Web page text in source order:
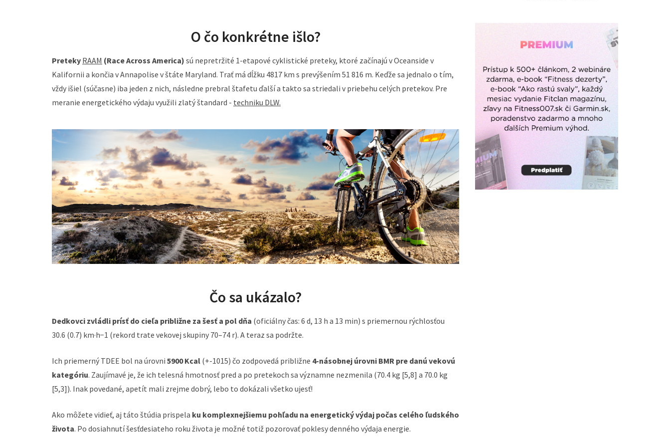
O čo konkrétne išlo?
Preteky RAAM (Race Across America) sú nepretržité 1-etapové cyklistické preteky, ktoré začínajú v Oceanside v
Kalifornii a končia v Annapolise v štáte Maryland. Trať má dĺžku 4817 km s prevýšením 51 816 m. Keďže sa jednalo o tím,
vždy išiel (súčasne) iba jeden z nich, následne prebral štafetu ďalší a takto sa striedali v priebehu celých pretekov. Pre
meranie energetického výdaju využili zlatý štandard - techniku DLW.
Čo sa ukázalo?
Dedkovci zvládli prísť do cieľa približne za šesť a pol dňa (oficiálny čas: 6 d, 13 h a 13 min) s priemernou rýchlosťou
30.6 (0.7) km·h−1 (rekord trate vekovej skupiny 70–74 r). A teraz sa podržte.
Ich priemerný TDEE bol na úrovni 5900 Kcal (+-1015) čo zodpovedá približne 4-násobnej úrovni BMR pre danú vekovú
kategóriu. Zaujímavé je, že ich telesná hmotnosť pred a po pretekoch sa významne nezmenila (70.4 kg [5,8] a 70.0 kg
[5,3]). Inak povedané, apetít mali zrejme dobrý, lebo to dokázali všetko ujesť!
Ako môžete vidieť, aj táto štúdia prispela ku komplexnejšiemu pohľadu na energetický výdaj počas celého ľudského
života. Po dosiahnutí šesťdesiateho roku života je možné totiž pozorovať poklesy denného výdaja energie.